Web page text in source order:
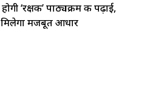
‘रक्षक’ पाठ्यक्रम की पढ़ाई,
मिलेगा मजबूत आधार